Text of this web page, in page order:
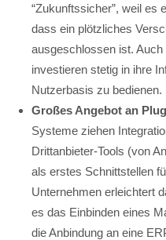
“Zukunftssicher”, weil es
dass ein plötzliches
ausgeschlossen ist.
investieren stetig in ihre
Nutzerbasis zu bedienen.
Großes Angebot an
Systeme ziehen
Drittanbieter-Tools (von
als erstes Schnittstellen
Unternehmen erleichtert
es das Einbinden eines
die Anbindung an eine